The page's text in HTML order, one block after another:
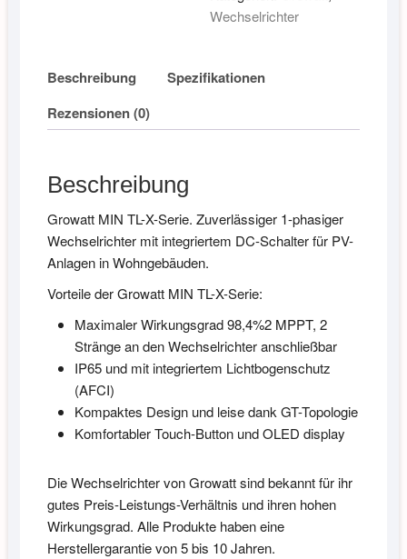
Wechselrichter
Beschreibung
Spezifikationen
Rezensionen (0)
Beschreibung
Growatt MIN TL-X-Serie. Zuverlässiger 1-phasiger
Wechselrichter mit integriertem DC-Schalter für PV-
Anlagen in Wohngebäuden.
Vorteile der Growatt MIN TL-X-Serie:
Maximaler Wirkungsgrad 98,4%2 MPPT, 2
Stränge an den Wechselrichter anschließbar
IP65 und mit integriertem Lichtbogenschutz
(AFCI)
Kompaktes Design und leise dank GT-Topologie
Komfortabler Touch-Button und OLED display
Die Wechselrichter von Growatt sind bekannt für ihr
gutes Preis-Leistungs-Verhältnis und ihren hohen
Wirkungsgrad. Alle Produkte haben eine
Herstellergarantie von 5 bis 10 Jahren.